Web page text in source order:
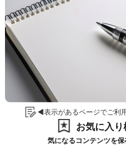
◀表示があるページでご利
お気に入り
気になるコンテンツを